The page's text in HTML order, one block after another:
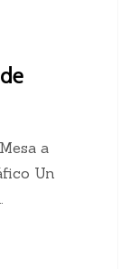
a
Un